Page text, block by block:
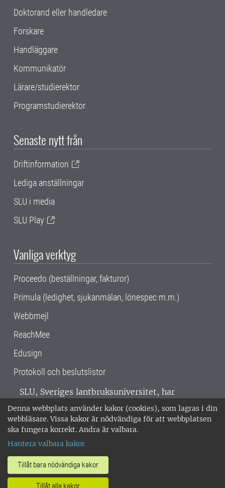
Denna webbplats använder kakor (cookies), som lagras i din
webbläsare. Vissa kakor är nödvändiga för att webbplatsen
ska fungera korrekt. Andra är valbara.
Hantera valbara kakor
Tillåt bara nödvändiga kakor
Tillåt alla kakor
Doktorand eller handledare
Forskare
Handläggare
Kommunikatör
Lärare/studierektor
Programstudierektor
Senaste nytt från
Driftinformation
Lediga anställningar
SLU i media
SLU Play
Vanliga verktyg
Proceedo (beställningar, fakturor)
Primula (ledighet, sjukanmälan, lönespec m.m.)
Webbmejl
ReachMee
Edusign
Protokoll och beslutslistor
SLU, Sveriges lantbruksuniversitet, har
verksamhet över hela Sverige. Huvudorter är
Alnarp, Uppsala och Umeå.SLU är
miljöcertifierat enligt ISO 14001. •
018-67 10 00 • Org nr: 202100-2817 •
Om SLU:s webbplatser
•Hantera kakor•Behandling av